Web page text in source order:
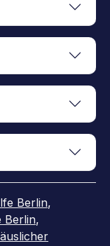
Berlin,
Berlin,